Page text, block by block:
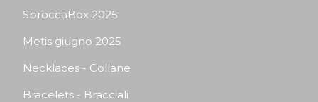
SbroccaBox 2025
Metis giugno 2025
Necklaces - Collane
Bracelets - Bracciali